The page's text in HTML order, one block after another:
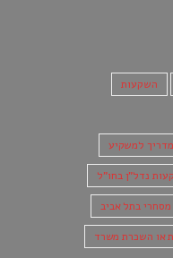
השקעות
מדריך למשקיע
נדל"ן בחו"ל
מסחרי בתל אביב
או השכרת משרד